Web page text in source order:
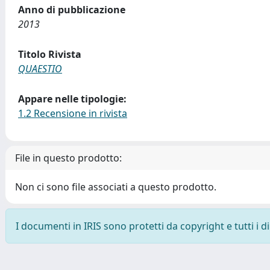
Anno di pubblicazione
2013
Titolo Rivista
QUAESTIO
Appare nelle tipologie:
1.2 Recensione in rivista
File in questo prodotto:
Non ci sono file associati a questo prodotto.
I documenti in IRIS sono protetti da copyright e tutti i